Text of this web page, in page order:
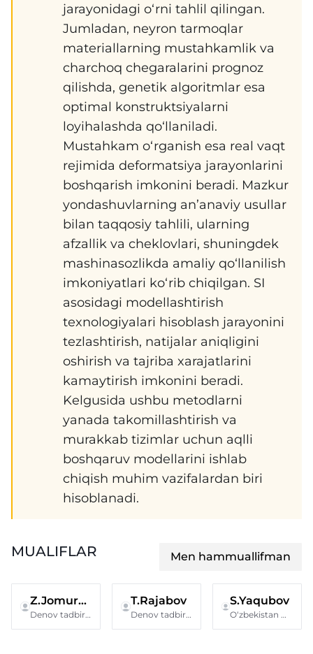
jarayonidagi o‘rni tahlil qilingan.
Jumladan, neyron tarmoqlar
materiallarning mustahkamlik va
charchoq chegaralarini prognoz
qilishda, genetik algoritmlar esa
optimal konstruktsiyalarni
loyihalashda qo‘llaniladi.
Mustahkam o‘rganish esa real vaqt
rejimida deformatsiya jarayonlarini
boshqarish imkonini beradi. Mazkur
yondashuvlarning an’anaviy usullar
bilan taqqosiy tahlili, ularning
afzallik va cheklovlari, shuningdek
mashinasozlikda amaliy qo‘llanilish
imkoniyatlari ko‘rib chiqilgan. SI
asosidagi modellashtirish
texnologiyalari hisoblash jarayonini
tezlashtirish, natijalar aniqligini
oshirish va tajriba xarajatlarini
kamaytirish imkonini beradi.
Kelgusida ushbu metodlarni
yanada takomillashtirish va
murakkab tizimlar uchun aqlli
boshqaruv modellarini ishlab
chiqish muhim vazifalardan biri
hisoblanadi.
MUALIFLAR Men hammuallifman
Z.Jomurodova
Denov tadbirkorlik va pedagogika instituti
T.Rajabov
Denov tadbirkorlik va pedagogika instituti
S.Yaqubov
O‘zbekistan Respublikasi Harbiy aviatsiya instituti